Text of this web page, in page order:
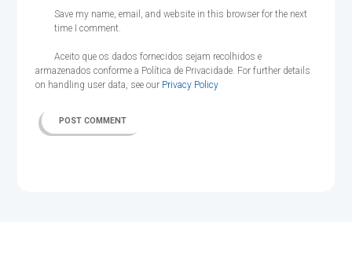
Save my name, email, and website in this browser for the next
time I comment.
Aceito que os dados fornecidos sejam recolhidos e
armazenados conforme a Política de Privacidade. For further details
on handling user data, see our Privacy Policy